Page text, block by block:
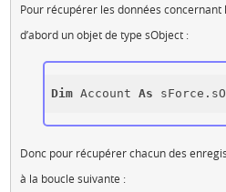
Pour récupérer les données
d’abord un objet de type sObject :
Dim Account As
Donc pour récupérer chacun des
à la boucle suivante :